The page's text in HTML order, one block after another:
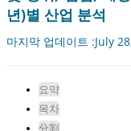
년)별 산업 분석
마지막 업데이트 :July
요약
목차
分割